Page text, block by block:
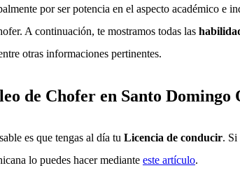
por ser potencia en el aspecto académico e
A continuación, te mostramos todas las
otras informaciones pertinentes.
de Chofer en Santo Domingo
es que tengas al día tu Licencia de conducir. Si
lo puedes hacer mediante este artículo.